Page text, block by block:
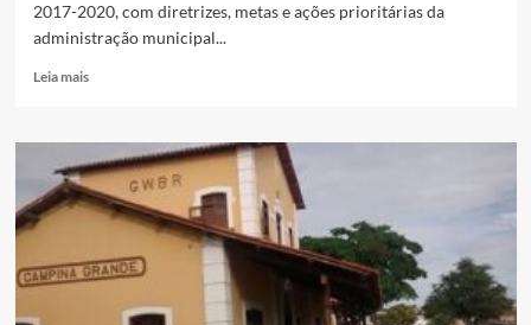
2017-2020, com diretrizes, metas e ações prioritárias da
administração municipal...
Leia maisRead
Baía
de
Guanabara,
a
esquecida